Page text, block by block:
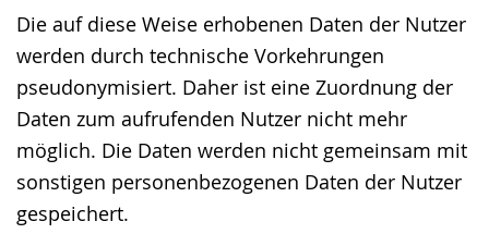
Die auf diese Weise erhobenen Daten der Nutzer
werden durch technische Vorkehrungen
pseudonymisiert. Daher ist eine Zuordnung der
Daten zum aufrufenden Nutzer nicht mehr
möglich. Die Daten werden nicht gemeinsam mit
sonstigen personenbezogenen Daten der Nutzer
gespeichert.